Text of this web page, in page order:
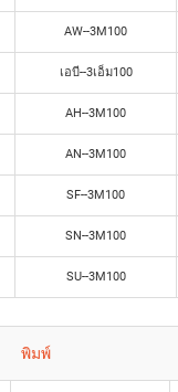
AW--3M100
เอบี--3เอ็ม100
AH--3M100
AN--3M100
SF--3M100
SN--3M100
SU--3M100
พิมพ์